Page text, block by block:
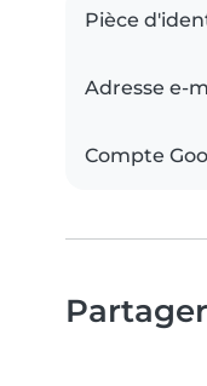
Pièce
Adresse e-
Compte